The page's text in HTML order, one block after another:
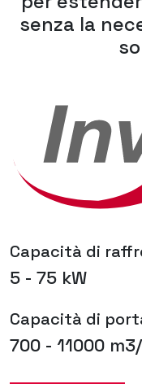
senza la
Capacità di
5 - 75 kW
Capacità di
700 - 11000